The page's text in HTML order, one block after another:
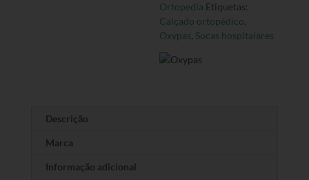
Ortopedia Etiquetas:
Calçado ortopédico,
Oxypas, Socas hospitalares
Descrição
Marca
Informação adicional